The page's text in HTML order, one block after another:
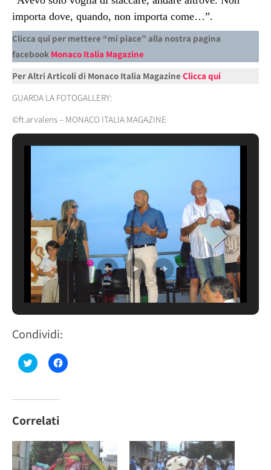
importa dove, quando, non importa come…”.
Clicca qui per mettere “mi piace” alla nostra pagina
facebook Monaco Italia Magazine
Per Altri Articoli di Monaco Italia Magazine Clicca qui
GUARDA LA FOTOGALLERY:
©ft.arvalens – MONACO ITALIA MAGAZINE
Condividi:
Fai
clic
su
(Si
apre
una
nuova
finestra)
Fai
clic
nuova
finestra)
Correlati